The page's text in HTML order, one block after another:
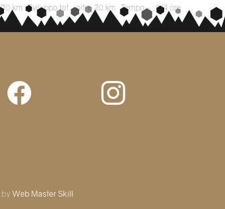
km Sviluppo tot. : oltre 20 km Tempo ~ : 0/4 ore
Web Master Skill